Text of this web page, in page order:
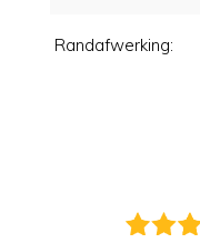
Randafwerking: